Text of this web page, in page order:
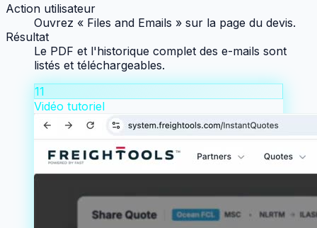
Action utilisateur
Ouvrez « Files and Emails » sur la page du devis.
Résultat
Le PDF et l'historique complet des e-mails sont
listés et téléchargeables.
11
Vidéo tutoriel